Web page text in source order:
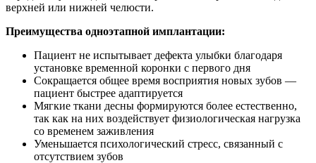
верхней или нижней челюсти.
Преимущества одноэтапной имплантации:
Пациент не испытывает дефекта улыбки благодаря
установке временной коронки с первого дня
Сокращается общее время восприятия новых зубов —
пациент быстрее адаптируется
Мягкие ткани десны формируются более естественно,
так как на них воздействует физиологическая нагрузка
со временем заживления
Уменьшается психологический стресс, связанный с
отсутствием зубов